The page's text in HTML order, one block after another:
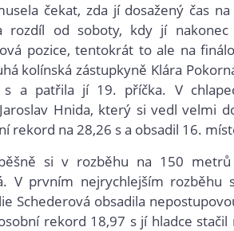
čekat, zda jí dosažený čas
rozdíl od soboty, kdy jí
pozice, tentokrát to ale na
kolínská zástupkyně Klára
s a patřila jí 19. příčka. V
Hnida, který si vedl velmi
rekord na 28,26 s a obsadil 16.
si v rozběhu na 150
V prvním nejrychlejším rozběhu
Schederová obsadila
rekord 18,97 s jí hladce stačil